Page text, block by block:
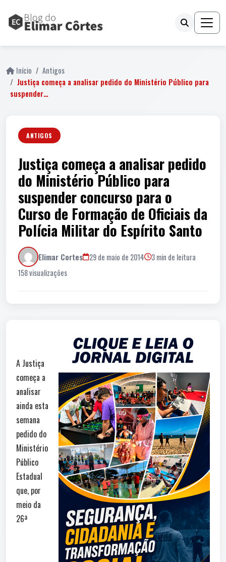
Início
Antigos
Justiça começa a analisar pedido do Ministério Público para
suspender…
ANTIGOS
Justiça começa a analisar pedido
do Ministério Público para
suspender concurso para o
Curso de Formação de Oficiais da
Polícia Militar do Espírito Santo
Elimar Cortes 29 de maio de 2014
3 min de leitura
158 visualizações
A Justiça
começa a
analisar
ainda esta
semana
pedido do
Ministério
Público
Estadual
que, por
meio da
26ª